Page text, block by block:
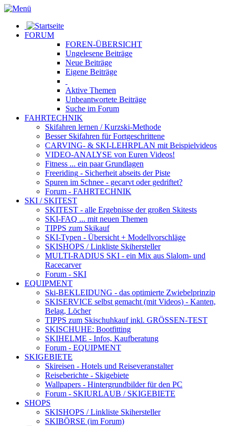
FORUM
FOREN-ÜBERSICHT
Ungelesene Beiträge
Neue Beiträge
Eigene Beiträge
Aktive Themen
Unbeantwortete Beiträge
Suche im Forum
FAHRTECHNIK
Skifahren lernen / Kurzski-Methode
Besser Skifahren für Fortgeschrittene
CARVING- & SKI-LEHRPLAN mit Beispielvideos
VIDEO-ANALYSE von Euren Videos!
Fitness ... ein paar Grundlagen
Freeriding - Sicherheit abseits der Piste
Spuren im Schnee - gecarvt oder gedriftet?
Forum - FAHRTECHNIK
SKI / SKITEST
SKITEST - alle Ergebnisse der großen Skitests
SKI-FAQ ... mit neuen Themen
TIPPS zum Skikauf
SKI-Typen - Übersicht + Modellvorschläge
SKISHOPS / Linkliste Skihersteller
MULTI-RADIUS SKI - ein Mix aus Slalom- und
Racecarver
Forum - SKI
EQUIPMENT
Ski-BEKLEIDUNG - das optimierte Zwiebelprinzip
SKISERVICE selbst gemacht (mit Videos) - Kanten,
Belag, Löcher
TIPPS zum Skischuhkaufinkl. GRÖSSEN-TEST
SKISCHUHE: Bootfitting
SKIHELME - Infos, Kaufberatung
Forum - EQUIPMENT
SKIGEBIETE
Skireisen - Hotels und Reiseveranstalter
Reiseberichte - Skigebiete
Wallpapers - Hintergrundbilder für den PC
Forum - SKIURLAUB / SKIGEBIETE
SHOPS
SKISHOPS / Linkliste Skihersteller
SKIBÖRSE (im Forum)